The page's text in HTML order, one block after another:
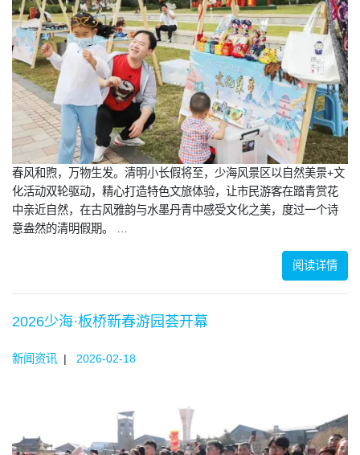
春风和煦，万物生发。清明小长假将至，少海风景区以自然美景+文
化活动双轮驱动，精心打造特色文旅体验，让市民游客在踏青赏花
中亲近自然，在古风雅韵与水墨丹青中感受文化之美，度过一个诗
意盎然的清明假期。 …
阅读详情
2026少海·板桥新春游园荟开幕
新闻资讯 | 2026-02-18